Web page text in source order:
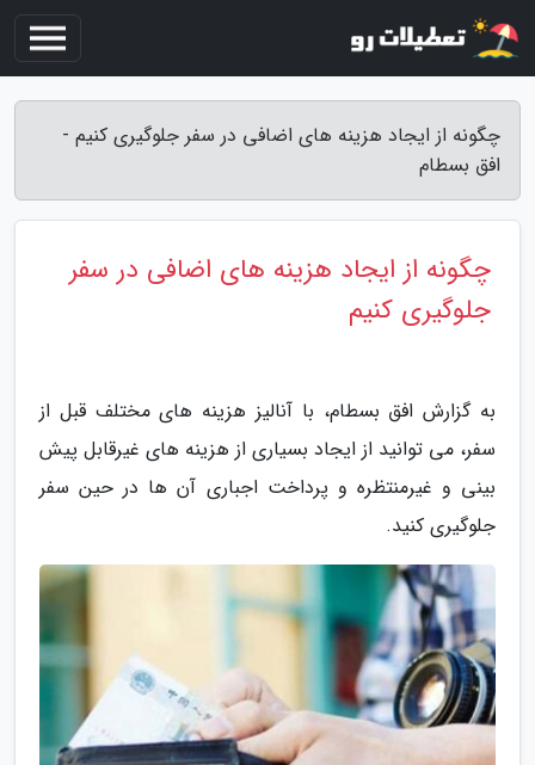
چگونه از ایجاد هزینه های اضافی در سفر جلوگیری کنیم -
افق بسطام
چگونه از ایجاد هزینه های اضافی در سفر
جلوگیری کنیم
به گزارش افق بسطام، با آنالیز هزینه های مختلف قبل از
سفر، می توانید از ایجاد بسیاری از هزینه های غیرقابل پیش
بینی و غیرمنتظره و پرداخت اجباری آن ها در حین سفر
جلوگیری کنید.